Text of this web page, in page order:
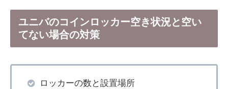
ユニバのコインロッカー空き状況と空い
てない場合の対策
ロッカーの数と設置場所